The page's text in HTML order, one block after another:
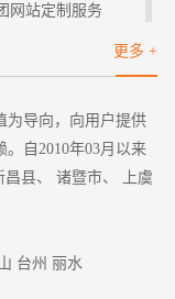
很高的专业性，特
行不断的推敲和演
免费的网站模版都
然后让经验丰富的
只有经过了这些操
以跟随这企业的
网站定制服务
更多 +
为导向，向用户提供
自2010年03月以来
县、 诸暨市、 上虞
台州 丽水